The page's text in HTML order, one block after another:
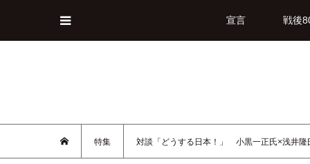
宣言 戦後
特集 対談「どうする日本！」 小黒一正氏×浅井